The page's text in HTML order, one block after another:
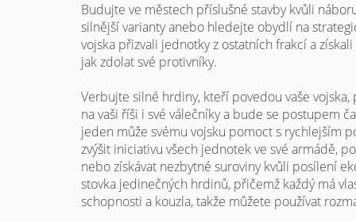
Budujte ve městech příslušné stavby kvůli
silnější varianty anebo hledejte obydlí na
vojska přizvali jednotky z ostatních frakcí a
jak zdolat své protivníky.
Verbujte silné hrdiny, kteří povedou vaše
na vaši říši i své válečníky a bude se postupem
jeden může svému vojsku pomoct s rychlejším
zvýšit iniciativu všech jednotek ve své armádě,
nebo získávat nezbytné suroviny kvůli posílení
stovka jedinečných hrdinů, přičemž každý má
schopnosti a kouzla, takže můžete používat